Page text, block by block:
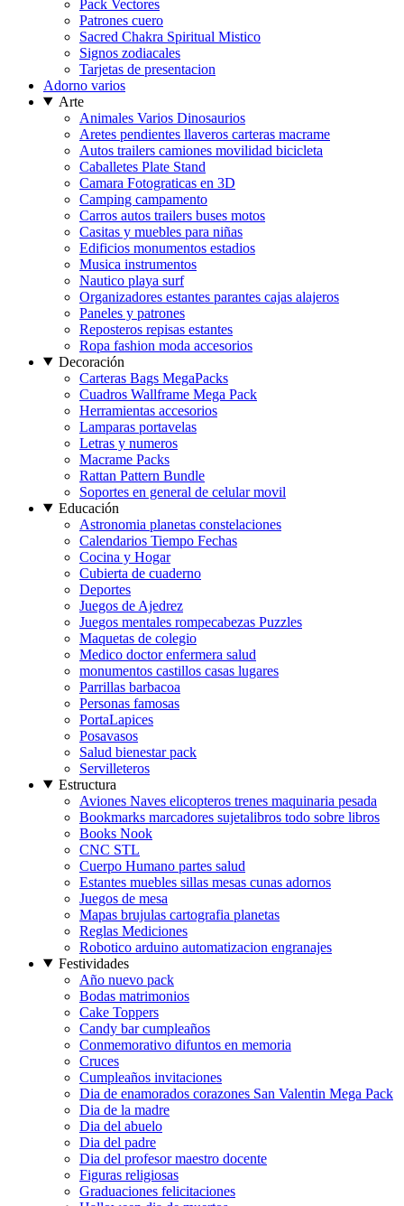
Pack Vectores
Patrones cuero
Sacred Chakra Spiritual Mistico
Signos zodiacales
Tarjetas de presentacion
Adorno varios
Arte
Animales Varios Dinosaurios
Aretes pendientes llaveros carteras macrame
Autos trailers camiones movilidad bicicleta
Caballetes Plate Stand
Camara Fotograticas en 3D
Camping campamento
Carros autos trailers buses motos
Casitas y muebles para niñas
Edificios monumentos estadios
Musica instrumentos
Nautico playa surf
Organizadores estantes parantes cajas alajeros
Paneles y patrones
Reposteros repisas estantes
Ropa fashion moda accesorios
Decoración
Carteras Bags MegaPacks
Cuadros Wallframe Mega Pack
Herramientas accesorios
Lamparas portavelas
Letras y numeros
Macrame Packs
Rattan Pattern Bundle
Soportes en general de celular movil
Educación
Astronomia planetas constelaciones
Calendarios Tiempo Fechas
Cocina y Hogar
Cubierta de cuaderno
Deportes
Juegos de Ajedrez
Juegos mentales rompecabezas Puzzles
Maquetas de colegio
Medico doctor enfermera salud
monumentos castillos casas lugares
Parrillas barbacoa
Personas famosas
PortaLapices
Posavasos
Salud bienestar pack
Servilleteros
Estructura
Aviones Naves elicopteros trenes maquinaria pesada
Bookmarks marcadores sujetalibros todo sobre libros
Books Nook
CNC STL
Cuerpo Humano partes salud
Estantes muebles sillas mesas cunas adornos
Juegos de mesa
Mapas brujulas cartografia planetas
Reglas Mediciones
Robotico arduino automatizacion engranajes
Festividades
Año nuevo pack
Bodas matrimonios
Cake Toppers
Candy bar cumpleaños
Conmemorativo difuntos en memoria
Cruces
Cumpleaños invitaciones
Dia de enamorados corazones San Valentin Mega Pack
Dia de la madre
Dia del abuelo
Dia del padre
Dia del profesor maestro docente
Figuras religiosas
Graduaciones felicitaciones